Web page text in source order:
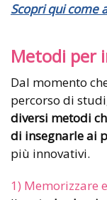
Scopri qui come
Metodi per
Dal momento
percorso di
diversi metodi
di insegnarle ai
più innovativi.
1) Memorizzare